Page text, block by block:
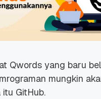
Qwords yang baru
mungkin
GitHub.